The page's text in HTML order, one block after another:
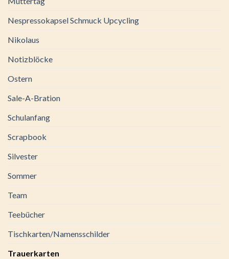
Nespressokapsel Schmuck Upcycling
Nikolaus
Notizblöcke
Ostern
Sale-A-Bration
Schulanfang
Scrapbook
Silvester
Sommer
Team
Teebücher
Tischkarten/Namensschilder
Trauerkarten